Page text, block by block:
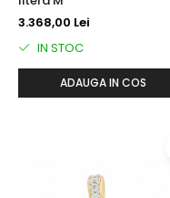
3.368,00 Lei
IN STOC
ADAUGA IN COS